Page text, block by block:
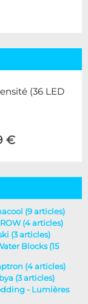
(36 LED
€
(9 articles)
(4 articles)
(3 articles)
Blocks (15
(4 articles)
(3 articles)
- Lumières